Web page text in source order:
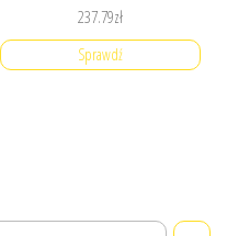
237.79zł
Sprawdź